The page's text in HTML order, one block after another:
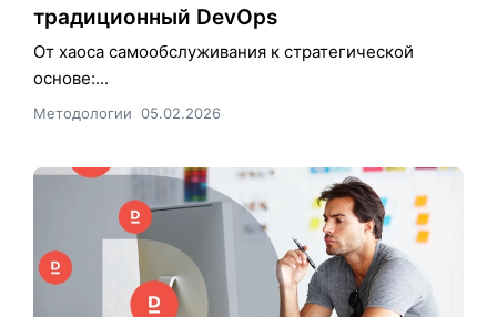
традиционный DevOps
От хаоса самообслуживания к стратегической
основе:...
Методологии 05.02.2026